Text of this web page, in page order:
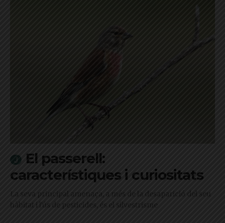
El passerell:
característiques i curiositats
La seva principal amenaça, a més de la desaparició del seu
hàbitat i l'ús de pesticides, és el silvestrisme